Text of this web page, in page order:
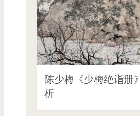
陈少梅《少梅绝诣册
析